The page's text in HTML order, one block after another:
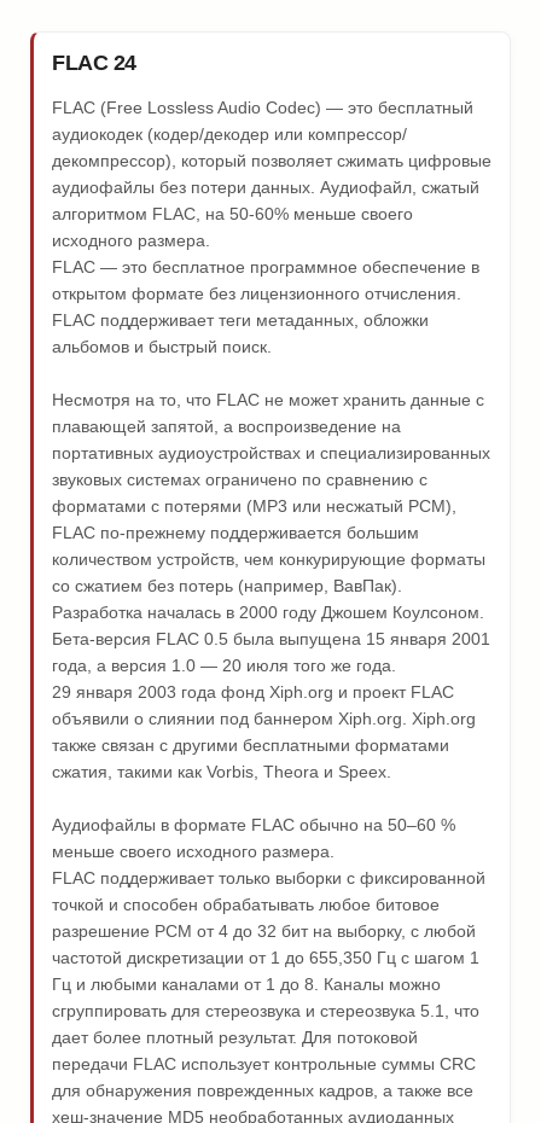
FLAC 24
FLAC (Free Lossless Audio Codec) — это бесплатный
аудиокодек (кодер/декодер или компрессор/
декомпрессор), который позволяет сжимать цифровые
аудиофайлы без потери данных. Аудиофайл, сжатый
алгоритмом FLAC, на 50-60% меньше своего
исходного размера.
FLAC — это бесплатное программное обеспечение в
открытом формате без лицензионного отчисления.
FLAC поддерживает теги метаданных, обложки
альбомов и быстрый поиск.
Несмотря на то, что FLAC не может хранить данные с
плавающей запятой, а воспроизведение на
портативных аудиоустройствах и специализированных
звуковых системах ограничено по сравнению с
форматами с потерями (MP3 или несжатый PCM),
FLAC по-прежнему поддерживается большим
количеством устройств, чем конкурирующие форматы
со сжатием без потерь (например, ВавПак).
Разработка началась в 2000 году Джошем Коулсоном.
Бета-версия FLAC 0.5 была выпущена 15 января 2001
года, а версия 1.0 — 20 июля того же года.
29 января 2003 года фонд Xiph.org и проект FLAC
объявили о слиянии под баннером Xiph.org. Xiph.org
также связан с другими бесплатными форматами
сжатия, такими как Vorbis, Theora и Speex.
Аудиофайлы в формате FLAC обычно на 50–60 %
меньше своего исходного размера.
FLAC поддерживает только выборки с фиксированной
точкой и способен обрабатывать любое битовое
разрешение PCM от 4 до 32 бит на выборку, с любой
частотой дискретизации от 1 до 655,350 Гц с шагом 1
Гц и любыми каналами от 1 до 8. Каналы можно
сгруппировать для стереозвука и стереозвука 5.1, что
дает более плотный результат. Для потоковой
передачи FLAC использует контрольные суммы CRC
для обнаружения поврежденных кадров, а также все
хеш-значение MD5 необработанных аудиоданных